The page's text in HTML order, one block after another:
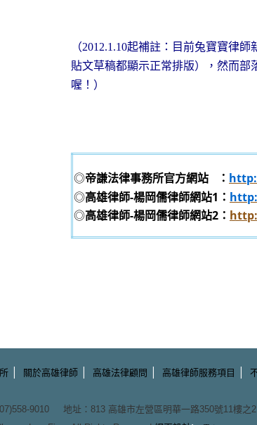
（2012.1.10起補註：目前兔寶寶律師
貼文草稿都顯示正常排版），然而
喔！）
◎帝謙法律事務所官方網站 ：
◎高雄律師-楊岡儒律師網站1：
◎高雄律師-楊岡儒律師網站2：
| 關於高雄律師 | 高雄法律顧問 | 高雄律師服務項目 |
9010 地址： 813 高雄市左營區明華一路350號11樓之2